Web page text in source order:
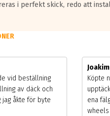
i perfekt skick, redo att
vid beställning
av däck och
jag åkte för byte
Köpte
ena